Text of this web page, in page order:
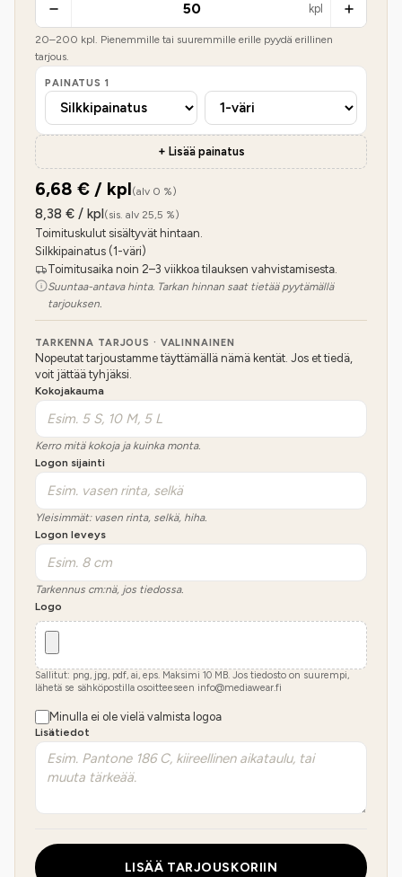
kpl
20–200 kpl. Pienemmille tai suuremmille erille pyydä erillinen
tarjous.
PAINATUS 1
+ Lisää painatus
6,68 € / kpl(alv 0 %)
8,38 € / kpl(sis. alv 25,5 %)
Toimituskulut sisältyvät hintaan.
Silkkipainatus (1-väri)
Toimitusaika noin 2–3 viikkoa tilauksen vahvistamisesta.
Suuntaa-antava hinta. Tarkan hinnan saat tietää pyytämällä
tarjouksen.
TARKENNA TARJOUS · VALINNAINEN
Nopeutat tarjoustamme täyttämällä nämä kentät. Jos et tiedä,
voit jättää tyhjäksi.
Kokojakauma
Kerro mitä kokoja ja kuinka monta.
Logon sijainti
Yleisimmät: vasen rinta, selkä, hiha.
Logon leveys
Tarkennus cm:nä, jos tiedossa.
Logo
Sallitut: png, jpg, pdf, ai, eps. Maksimi 10 MB. Jos tiedosto on suurempi,
lähetä se sähköpostilla osoitteeseen info@mediawear.fi
Minulla ei ole vielä valmista logoa
Lisätiedot
LISÄÄ TARJOUSKORIIN